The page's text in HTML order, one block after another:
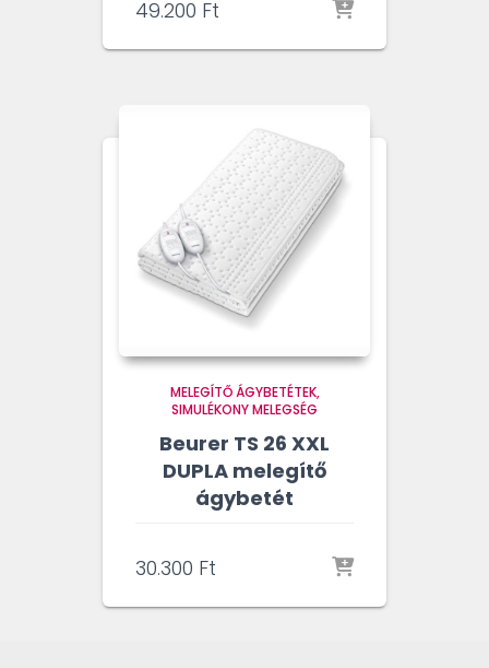
49.200 Ft
MELEGÍTŐ ÁGYBETÉTEK
SIMULÉKONY MELEGSÉG
Beurer TS 26 XXL
DUPLA melegítő
ágybetét
30.300 Ft